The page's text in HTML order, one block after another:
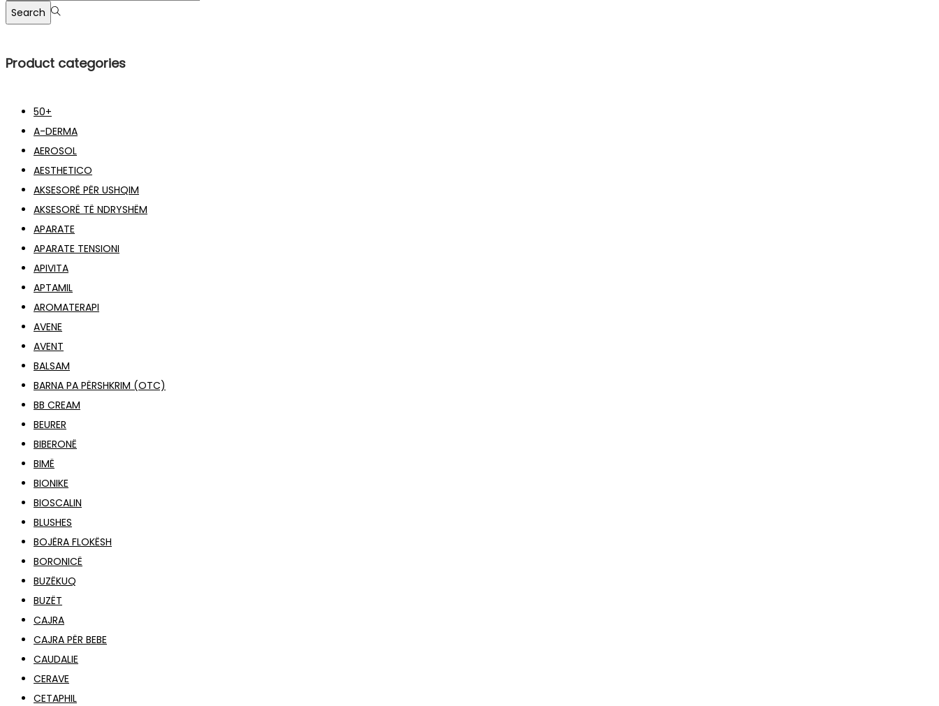
for:>
Search
Product categories
50+
A-DERMA
AEROSOL
AESTHETICO
AKSESORË PËR USHQIM
AKSESORË TË NDRYSHËM
APARATE
APARATE TENSIONI
APIVITA
APTAMIL
AROMATERAPI
AVENE
AVENT
BALSAM
BARNA PA PËRSHKRIM (OTC)
BB CREAM
BEURER
BIBERONË
BIMË
BIONIKE
BIOSCALIN
BLUSHES
BOJËRA FLOKËSH
BORONICË
BUZËKUQ
BUZËT
CAJRA
CAJRA PËR BEBE
CAUDALIE
CERAVE
CETAPHIL